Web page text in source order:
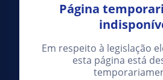
Página
Em respeito à legislação
esta página está